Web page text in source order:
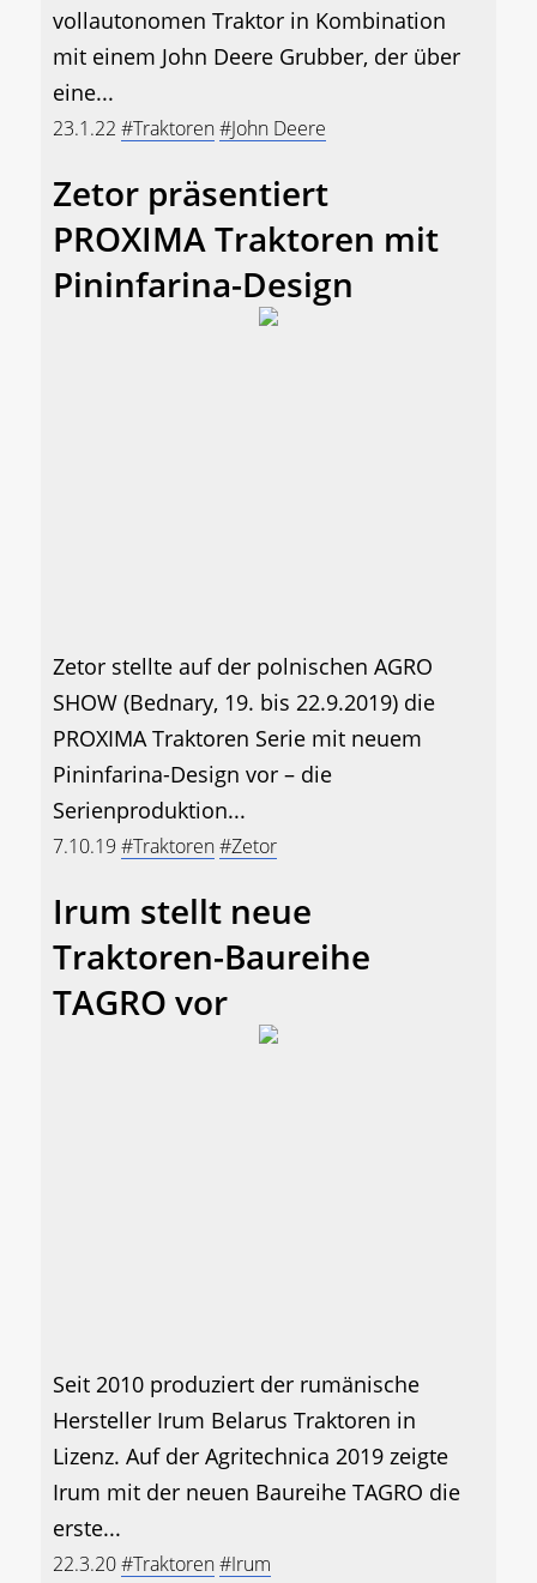
vollautonomen Traktor in Kombination
mit einem John Deere Grubber, der über
eine...
23.1.22 #Traktoren#John Deere
Zetor präsentiert
PROXIMA Traktoren mit
Pininfarina-Design
Zetor stellte auf der polnischen AGRO
SHOW (Bednary, 19. bis 22.9.2019) die
PROXIMA Traktoren Serie mit neuem
Pininfarina-Design vor – die
Serienproduktion...
7.10.19 #Traktoren#Zetor
Irum stellt neue
Traktoren-Baureihe
TAGRO vor
Seit 2010 produziert der rumänische
Hersteller Irum Belarus Traktoren in
Lizenz. Auf der Agritechnica 2019 zeigte
Irum mit der neuen Baureihe TAGRO die
erste...
22.3.20#Traktoren#Irum